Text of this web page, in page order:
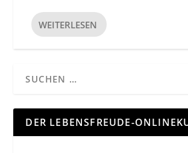
WEITERLESEN
DER LEBENSFREUDE-